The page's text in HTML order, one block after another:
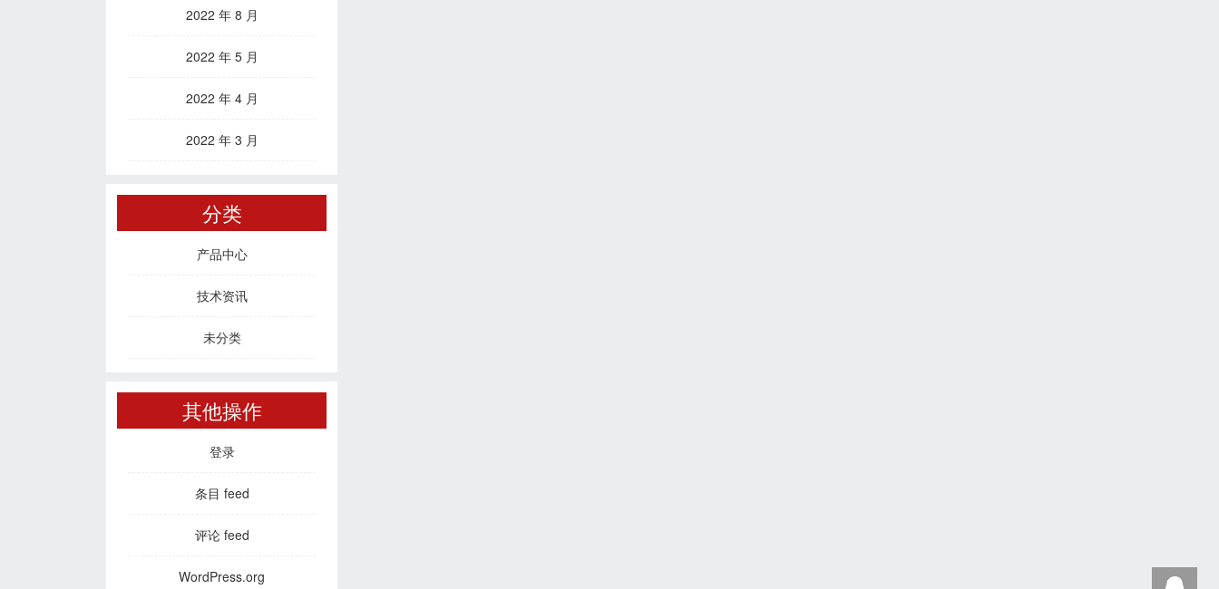
2022 年 8 月
2022 年 5 月
2022 年 4 月
2022 年 3 月
分类
产品中心
技术资讯
未分类
其他操作
登录
条目 feed
评论 feed
WordPress.org